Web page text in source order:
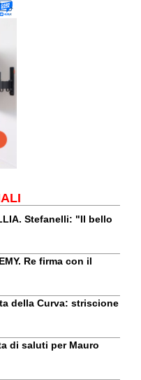
Stefanelli: "Il bello
Re firma con il
della Curva: striscione
di saluti per Mauro